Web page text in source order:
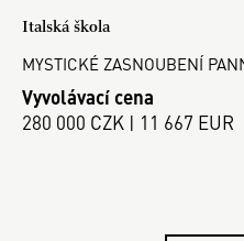
Italská škola
MYSTICKÉ ZASNOUBENÍ
Vyvolávací cena
280 000 CZK | 11 667 EUR